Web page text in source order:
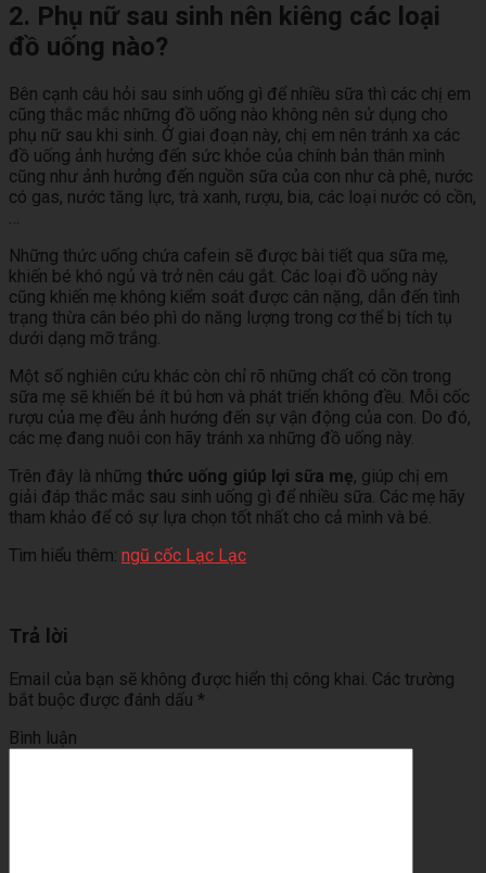
2. Phụ nữ sau sinh nên kiêng các loại
đồ uống nào?
Bên cạnh câu hỏi sau sinh uống gì để nhiều sữa thì các chị em
cũng thắc mắc những đồ uống nào không nên sử dụng cho
phụ nữ sau khi sinh. Ở giai đoạn này, chị em nên tránh xa các
đồ uống ảnh hưởng đến sức khỏe của chính bản thân mình
cũng như ảnh hưởng đến nguồn sữa của con như cà phê, nước
có gas, nước tăng lực, trà xanh, rượu, bia, các loại nước có cồn,
…
Những thức uống chứa cafein sẽ được bài tiết qua sữa mẹ,
khiến bé khó ngủ và trở nên cáu gắt. Các loại đồ uống này
cũng khiến mẹ không kiểm soát được cân nặng, dẫn đến tình
trạng thừa cân béo phì do năng lượng trong cơ thể bị tích tụ
dưới dạng mỡ trắng.
Một số nghiên cứu khác còn chỉ rõ những chất có cồn trong
sữa mẹ sẽ khiến bé ít bú hơn và phát triển không đều. Mỗi cốc
rượu của mẹ đều ảnh hướng đến sự vận động của con. Do đó,
các mẹ đang nuôi con hãy tránh xa những đồ uống này.
Trên đây là những thức uống giúp lợi sữa mẹ, giúp chị em
giải đáp thắc mắc sau sinh uống gì để nhiều sữa. Các mẹ hãy
tham khảo để có sự lựa chọn tốt nhất cho cả mình và bé.
Tìm hiểu thêm: ngũ cốc Lạc Lạc
Trả lời
Email của bạn sẽ không được hiển thị công khai. Các trường
bắt buộc được đánh dấu *
Bình luận